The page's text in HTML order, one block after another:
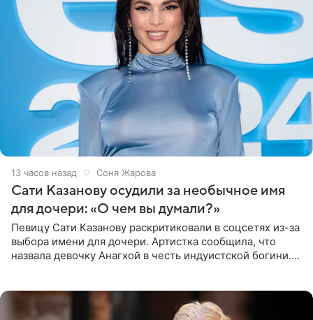
13 часов назад Соня Жарова
Сати Казанову осудили за необычное имя
для дочери: «О чем вы думали?»
Певицу Сати Казанову раскритиковали в соцсетях из-за
выбора имени для дочери. Артистка сообщила, что
назвала девочку Анагхой в честь индуистской богини.